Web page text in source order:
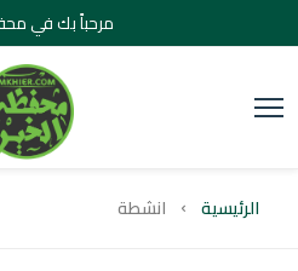
مرحباً بك في محفظة الخير
انشطة